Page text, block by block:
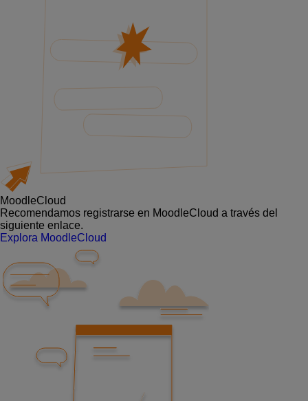
MoodleCloud
Recomendamos registrarse en MoodleCloud a través del
siguiente enlace.
Explora MoodleCloud